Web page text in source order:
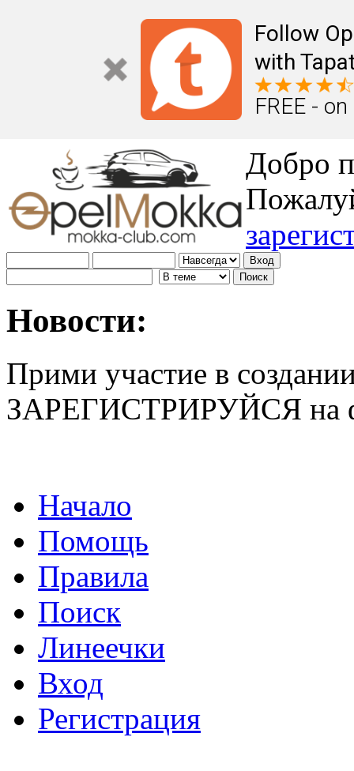
Follow
with
FREE -
Добро
Новости:
Прими участие в
ЗАРЕГИСТРИРУЙСЯ на
Начало
Помощь
Правила
Поиск
Линеечки
Вход
Регистрация